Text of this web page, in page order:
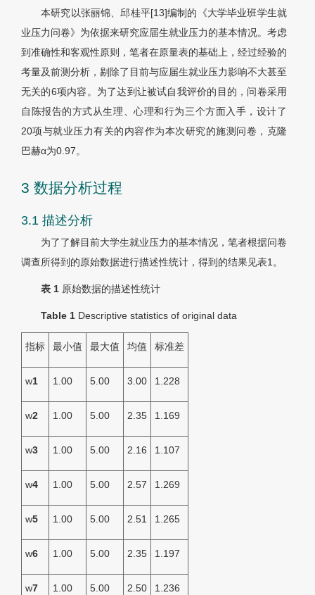
本研究以张丽锦、邱桂平[13]编制的《大学毕业班学生就
业压力问卷》为依据来研究应届生就业压力的基本情况。考虑
到准确性和客观性原则，笔者在原量表的基础上，经过经验的
考量及前测分析，剔除了目前与应届生就业压力影响不大甚至
无关的6项内容。为了达到让被试自我评价的目的，问卷采用
自陈报告的方式从生理、心理和行为三个方面入手，设计了
20项与就业压力有关的内容作为本次研究的施测问卷，克隆
巴赫α为0.97。
3 数据分析过程
3.1 描述分析
为了了解目前大学生就业压力的基本情况，笔者根据问卷
调查所得到的原始数据进行描述性统计，得到的结果见表1。
表 1 原始数据的描述性统计
Table 1 Descriptive statistics of original data
指标 最小值 最大值 均值 标准差
w1 1.00 5.00 3.00 1.228
w2 1.00 5.00 2.35 1.169
w3 1.00 5.00 2.16 1.107
w4 1.00 5.00 2.57 1.269
w5 1.00 5.00 2.51 1.265
w6 1.00 5.00 2.35 1.197
w7 1.00 5.00 2.50 1.236